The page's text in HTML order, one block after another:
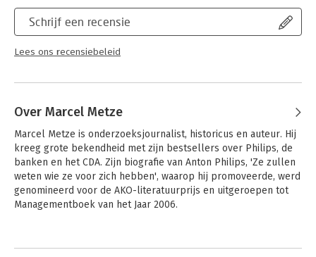
uitgeprobeerd en succesvol wordt toegepast.
Schrijf een recensie
Lees ons recensiebeleid
Over Marcel Metze
Marcel Metze is onderzoeksjournalist, historicus en auteur. Hij
kreeg grote bekendheid met zijn bestsellers over Philips, de
banken en het CDA. Zijn biografie van Anton Philips, 'Ze zullen
weten wie ze voor zich hebben', waarop hij promoveerde, werd
genomineerd voor de AKO-literatuurprijs en uitgeroepen tot
Managementboek van het Jaar 2006.
Andere boeken door Marcel Metze